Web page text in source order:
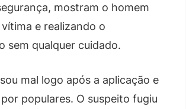
mostram o homem
e realizando o
sem qualquer cuidado.
mal logo após a aplicação e
populares. O suspeito fugiu